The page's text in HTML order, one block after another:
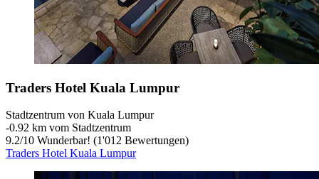
Traders Hotel Kuala Lumpur
Stadtzentrum von Kuala Lumpur
‐0.92 km vom Stadtzentrum
9.2/10 Wunderbar! (1'012 Bewertungen)
Traders Hotel Kuala Lumpur